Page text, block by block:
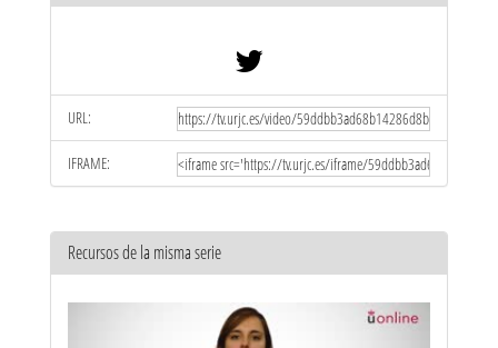
URL:
IFRAME:
Recursos de la misma serie